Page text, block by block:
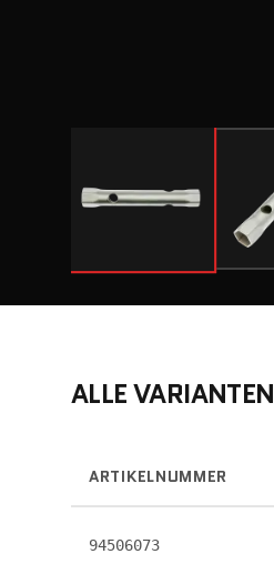
ALLE VARIANTEN
ARTIKELNUMMER
94506073